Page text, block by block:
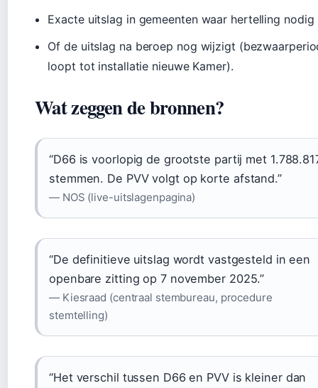
Exacte uitslag in gemeenten waar hertelling nodig
Of de uitslag na beroep nog wijzigt
loopt tot installatie nieuwe Kamer).
Wat zeggen de bronnen?
“D66 is voorlopig de grootste partij met
stemmen. De PVV volgt op korte afstand.”
— NOS (live-uitslagenpagina)
“De definitieve uitslag wordt vastgesteld in een
openbare zitting op 7 november 2025.”
— Kiesraad (centraal stembureau, procedure
stemtelling)
“Het verschil tussen D66 en PVV is kleiner dan